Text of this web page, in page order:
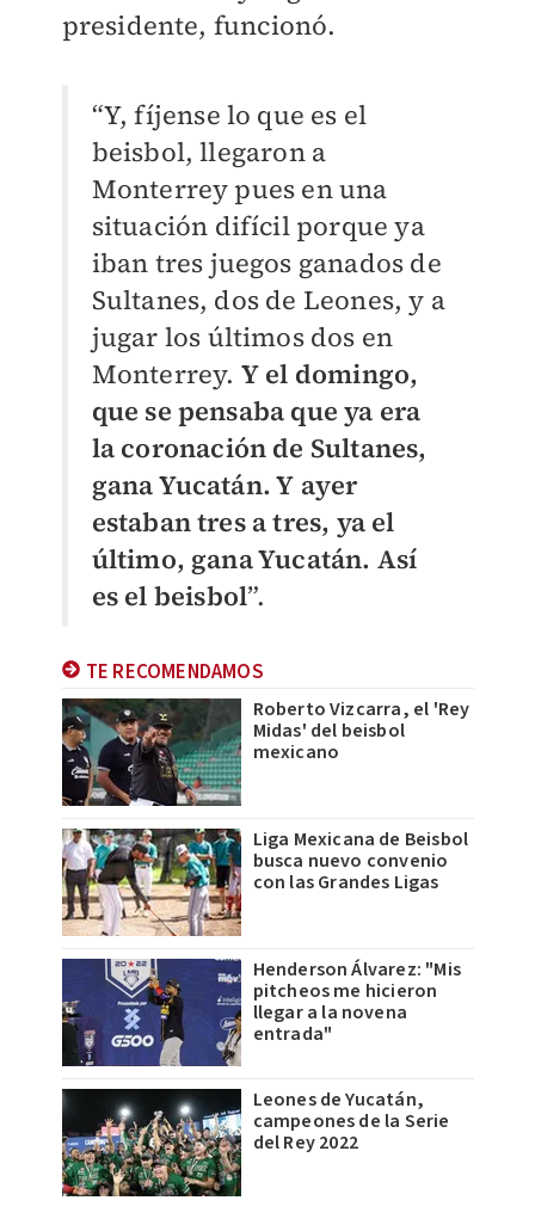
presidente, funcionó.
“Y, fíjense lo que es el
beisbol, llegaron a
Monterrey pues en una
situación difícil porque ya
iban tres juegos ganados de
Sultanes, dos de Leones, y a
jugar los últimos dos en
Monterrey. Y el domingo,
que se pensaba que ya era
la coronación de Sultanes,
gana Yucatán. Y ayer
estaban tres a tres, ya el
último, gana Yucatán. Así
es el beisbol”.
TE RECOMENDAMOS
Roberto Vizcarra, el 'Rey
Midas' del beisbol
mexicano
Liga Mexicana de Beisbol
busca nuevo convenio
con las Grandes Ligas
Henderson Álvarez: "Mis
pitcheos me hicieron
llegar a la novena
entrada"
Leones de Yucatán,
campeones de la Serie
del Rey 2022